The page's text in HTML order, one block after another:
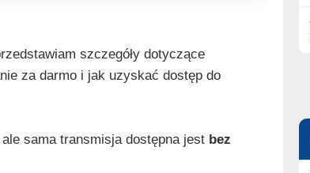
szczegóły dotyczące
za darmo i jak uzyskać dostęp do
sama transmisja dostępna jest bez